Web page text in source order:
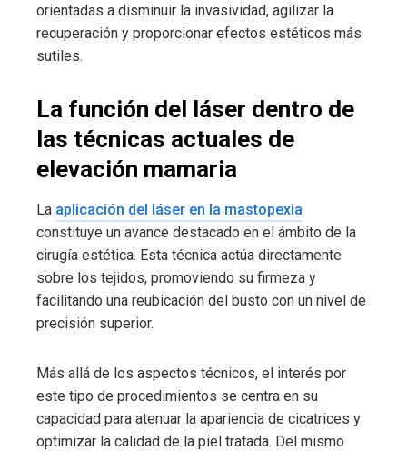
orientadas a disminuir la invasividad, agilizar la
recuperación y proporcionar efectos estéticos más
sutiles.
La función del láser dentro de
las técnicas actuales de
elevación mamaria
La aplicación del láser en la mastopexia
constituye un avance destacado en el ámbito de la
cirugía estética. Esta técnica actúa directamente
sobre los tejidos, promoviendo su firmeza y
facilitando una reubicación del busto con un nivel de
precisión superior.
Más allá de los aspectos técnicos, el interés por
este tipo de procedimientos se centra en su
capacidad para atenuar la apariencia de cicatrices y
optimizar la calidad de la piel tratada. Del mismo